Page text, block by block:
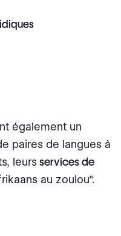
également un
paires de langues à
leurs services de
au zoulou".